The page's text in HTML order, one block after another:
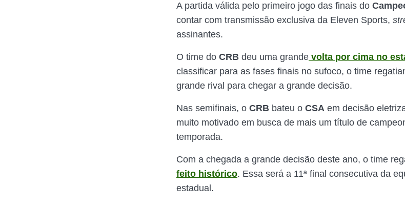
A partida válida pelo primeiro jogo das finais do
contar com transmissão exclusiva da Eleven Sports,
assinantes.
O time do CRB deu uma grande volta por cima no
classificar para as fases finais no sufoco, o time
grande rival para chegar a grande decisão.
Nas semifinais, o CRB bateu o CSA em decisão
muito motivado em busca de mais um título de
temporada.
Com a chegada a grande decisão deste ano, o time
feito histórico. Essa será a 11ª final consecutiva da
estadual.